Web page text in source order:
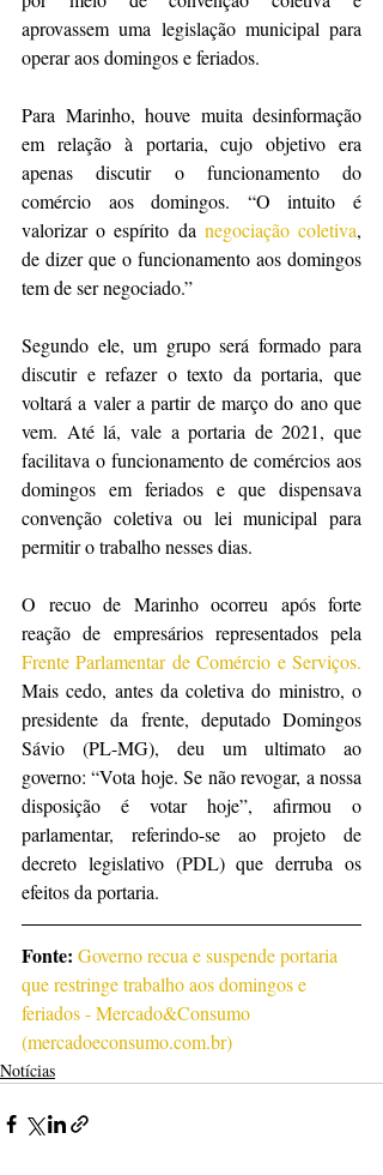
aprovassem uma legislação municipal para
operar aos domingos e feriados.
Para Marinho, houve muita desinformação
em relação à portaria, cujo objetivo era
apenas discutir o funcionamento do
comércio aos domingos. “O intuito é
valorizar o espírito da negociação coletiva,
de dizer que o funcionamento aos domingos
tem de ser negociado.”
Segundo ele, um grupo será formado para
discutir e refazer o texto da portaria, que
voltará a valer a partir de março do ano que
vem. Até lá, vale a portaria de 2021, que
facilitava o funcionamento de comércios aos
domingos em feriados e que dispensava
convenção coletiva ou lei municipal para
permitir o trabalho nesses dias.
O recuo de Marinho ocorreu após forte
reação de empresários representados pela
Frente Parlamentar de Comércio e Serviços.
Mais cedo, antes da coletiva do ministro, o
presidente da frente, deputado Domingos
Sávio (PL-MG), deu um ultimato ao
governo: “Vota hoje. Se não revogar, a nossa
disposição é votar hoje”, afirmou o
parlamentar, referindo-se ao projeto de
decreto legislativo (PDL) que derruba os
efeitos da portaria.
Fonte: Governo recua e suspende portaria
que restringe trabalho aos domingos e
feriados - Mercado&Consumo
(mercadoeconsumo.com.br)
Notícias